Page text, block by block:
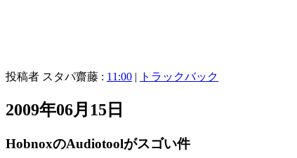
投稿者 スタパ齋藤 : 11:00 トラックバック
2009年06月15日
HobnoxのAudiotoolがスゴい件